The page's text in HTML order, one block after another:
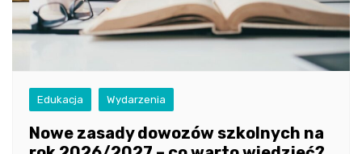
Edukacja Wydarzenia
Nowe zasady dowozów szkolnych na